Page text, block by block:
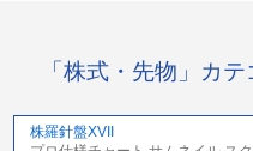
「株式・先物」カ
株羅針盤XVII